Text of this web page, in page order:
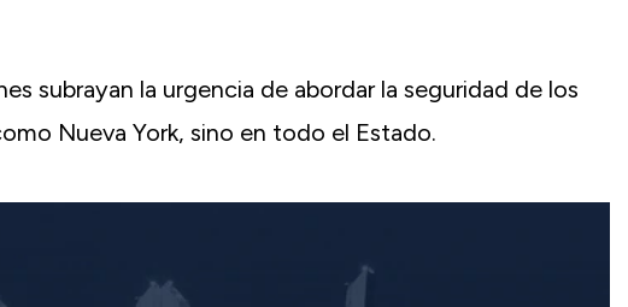
subrayan la urgencia de abordar la seguridad de los
Nueva York, sino en todo el Estado.
tanta diligencia para conseguir que la mejor
solución posible después de mi accidente de
recuperar mi vida, o por lo menos conseguir